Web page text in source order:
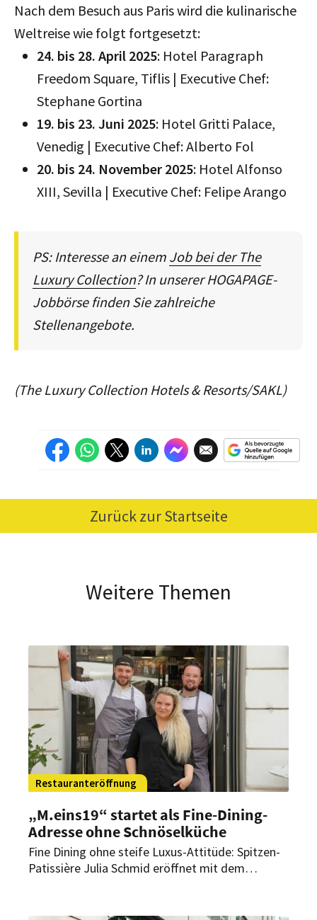
Nach dem Besuch aus Paris wird die kulinarische
Weltreise wie folgt fortgesetzt:
24. bis 28. April 2025: Hotel Paragraph
Freedom Square, Tiflis | Executive Chef:
Stephane Gortina
19. bis 23. Juni 2025: Hotel Gritti Palace,
Venedig | Executive Chef: Alberto Fol
20. bis 24. November 2025: Hotel Alfonso
XIII, Sevilla | Executive Chef: Felipe Arango
PS: Interesse an einem Job bei der The
Luxury Collection? In unserer HOGAPAGE-
Jobbörse finden Sie zahlreiche
Stellenangebote.
(The Luxury Collection Hotels & Resorts/SAKL)
Zurück zur Startseite
Weitere Themen
Restauranteröffnung
„M.eins19“ startet als Fine-Dining-
Adresse ohne Schnöselküche
Fine Dining ohne steife Luxus-Attitüde: Spitzen-
Patissière Julia Schmid eröffnet mit dem